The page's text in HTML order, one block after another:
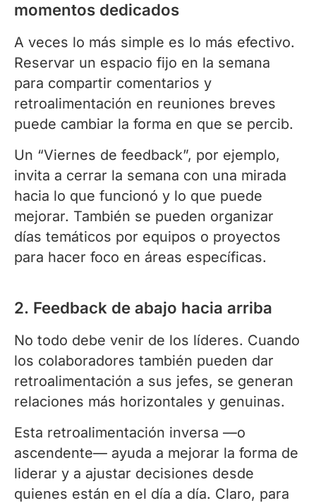
momentos dedicados
A veces lo más simple es lo más efectivo.
Reservar un espacio fijo en la semana
para compartir comentarios y
retroalimentación en reuniones breves
puede cambiar la forma en que se percib.
Un “Viernes de feedback”, por ejemplo,
invita a cerrar la semana con una mirada
hacia lo que funcionó y lo que puede
mejorar. También se pueden organizar
días temáticos por equipos o proyectos
para hacer foco en áreas específicas.
2. Feedback de abajo hacia arriba
No todo debe venir de los líderes. Cuando
los colaboradores también pueden dar
retroalimentación a sus jefes, se generan
relaciones más horizontales y genuinas.
Esta retroalimentación inversa —o
ascendente— ayuda a mejorar la forma de
liderar y a ajustar decisiones desde
quienes están en el día a día. Claro, para